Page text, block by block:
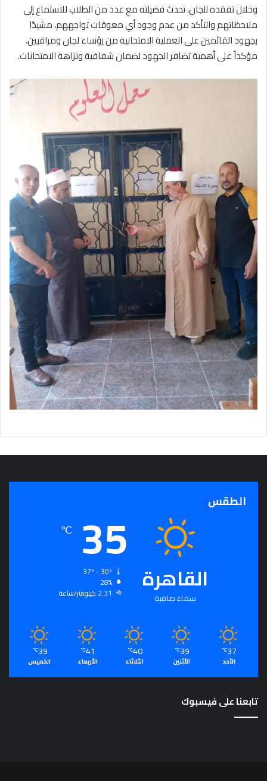
وخلال تفقده للجان، تحدث فضيلته مع عدد من الطلاب للاستماع إلى
ملاحظاتهم والتأكد من عدم وجود أي معوقات تواجههم، مشيدًا
بجهود القائمين على العملية الامتحانية من رؤساء لجان ومراقبين،
مؤكداً على أهمية تضافر الجهود لضمان شفافية ونزاهة الامتحانات.
الطقس
القاهرة
سماء صافية
35
℃
28%
2.31 كيلومتر/ساعة
37
℃
الأحد
39
℃
الأثنين
40
℃
الثلاثاء
41
℃
الأربعاء
39
℃
الخميس
تابعنا على فيسبوك